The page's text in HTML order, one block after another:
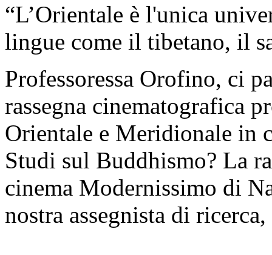
“L’Orientale è l'unica
lingue come il tibetano, il
Professoressa Orofino, ci
rassegna cinematografica
Orientale e Meridionale in
Studi sul Buddhismo? La
cinema Modernissimo di
nostra assegnista di